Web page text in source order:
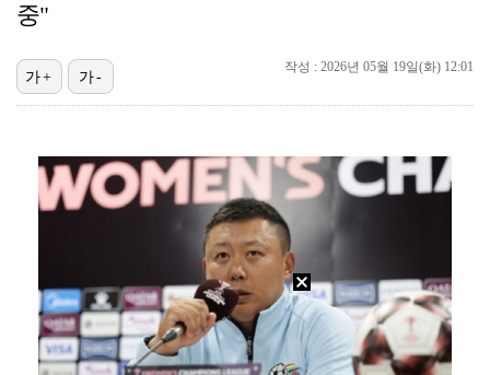
'1라운드 115위' 김민별, 2라운드 7타 줄이며 7…
중"
작성 : 2026년 05월 19일(화) 12:01
가+ 가-